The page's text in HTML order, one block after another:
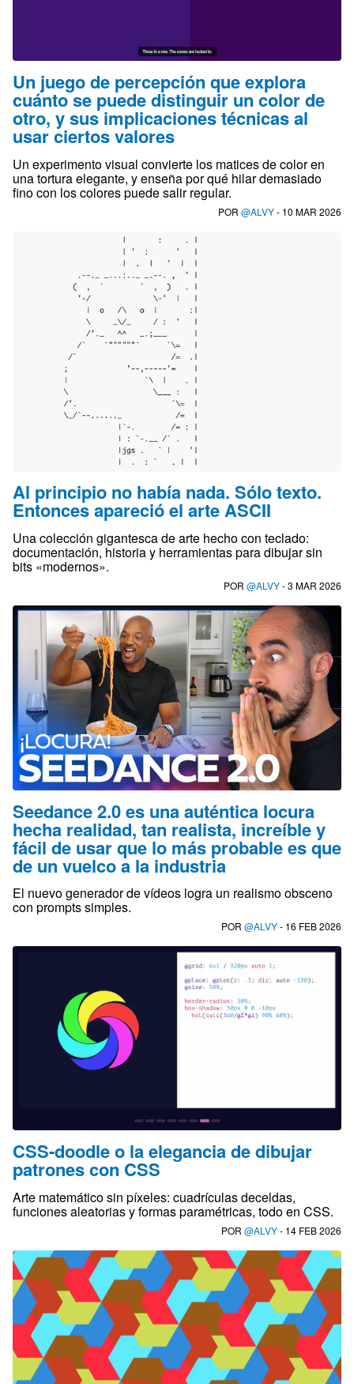
Un juego de percepción que explora
cuánto se puede distinguir un color de
otro, y sus implicaciones técnicas al
usar ciertos valores
Un experimento visual convierte los matices de color en
una tortura elegante, y enseña por qué hilar demasiado
fino con los colores puede salir regular.
POR @ALVY- 10 MAR 2026
Al principio no había nada. Sólo texto.
Entonces apareció el arte ASCII
Una colección gigantesca de arte hecho con teclado:
documentación, historia y herramientas para dibujar sin
bits «modernos».
POR @ALVY- 3 MAR 2026
Seedance 2.0 es una auténtica locura
hecha realidad, tan realista, increíble y
fácil de usar que lo más probable es que
de un vuelco a la industria
El nuevo generador de vídeos logra un realismo obsceno
con prompts simples.
POR @ALVY- 16 FEB 2026
CSS-doodle o la elegancia de dibujar
patrones con CSS
Arte matemático sin píxeles: cuadrículas deceldas,
funciones aleatorias y formas paramétricas, todo en CSS.
POR @ALVY- 14 FEB 2026